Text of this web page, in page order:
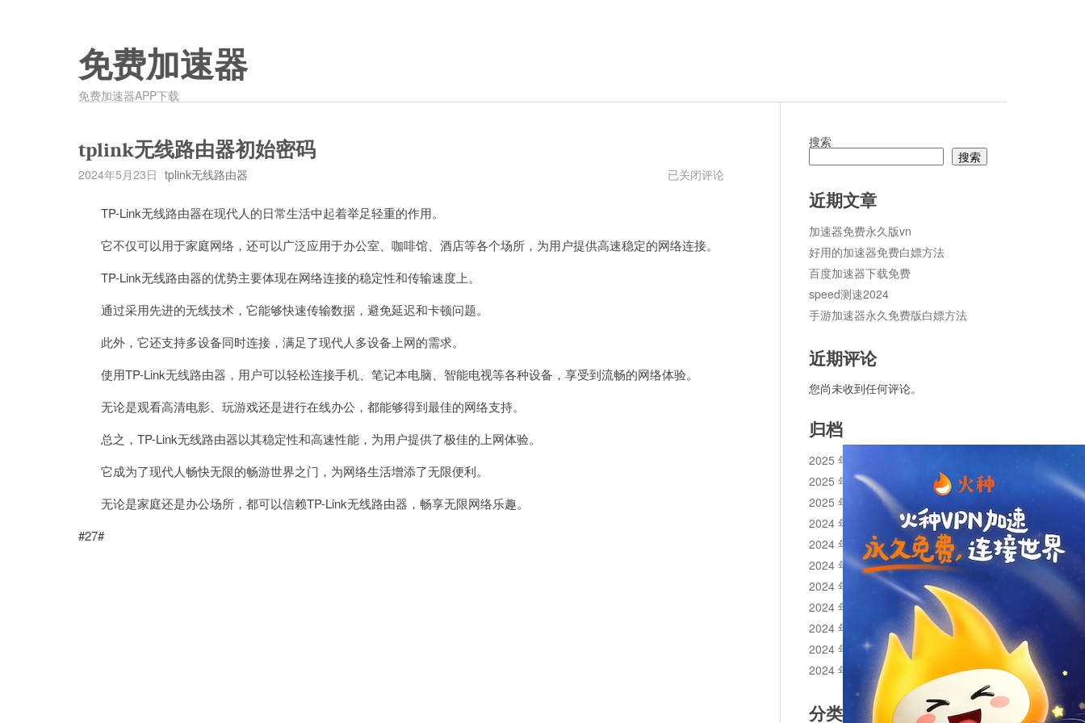
免费加速器
免费加速器APP下载
tplink无线路由器初始密码
2024年5月23日 tplink无线路由器
tplink
器
初
已关闭评论
TP-Link无线路由器在现代人的日常生活中起着举足轻重的作用。
它不仅可以用于家庭网络，还可以广泛应用于办公室、咖啡馆、酒店等各个场所，为用户提供高速稳定的网络连接。
TP-Link无线路由器的优势主要体现在网络连接的稳定性和传输速度上。
通过采用先进的无线技术，它能够快速传输数据，避免延迟和卡顿问题。
此外，它还支持多设备同时连接，满足了现代人多设备上网的需求。
使用TP-Link无线路由器，用户可以轻松连接手机、笔记本电脑、智能电视等各种设备，享受到流畅的网络体验。
无论是观看高清电影、玩游戏还是进行在线办公，都能够得到最佳的网络支持。
总之，TP-Link无线路由器以其稳定性和高速性能，为用户提供了极佳的上网体验。
它成为了现代人畅快无限的畅游世界之门，为网络生活增添了无限便利。
无论是家庭还是办公场所，都可以信赖TP-Link无线路由器，畅享无限网络乐趣。
#27#
搜索
搜索
近期文章
加速器免费永久版vn
好用的加速器免费白嫖方法
百度加速器下载免费
speed测速2024
手游加速器永久免费版白嫖方法
近期评论
您尚未收到任何评论。
归档
2025 年 11 月
2025 年 10 月
2025 年 1 月
2024 年 12 月
2024 年 11 月
2024 年 10 月
2024 年 9 月
2024 年 8 月
2024 年 7 月
2024 年 6 月
2024 年 5 月
分类目录